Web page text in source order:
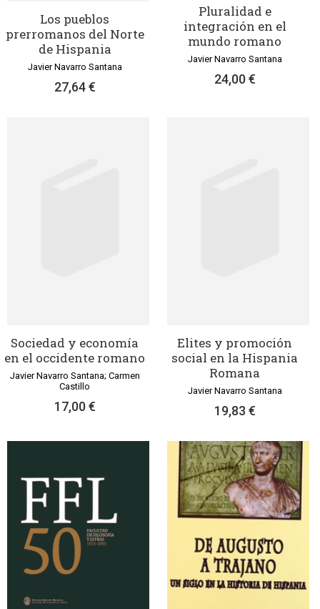
Los pueblos
prerromanos del Norte
de Hispania
Javier Navarro Santana
27,64 €
Pluralidad e
integración en el
mundo romano
Javier Navarro Santana
24,00 €
Sociedad y economía
en el occidente romano
Javier Navarro Santana; Carmen
Castillo
17,00 €
Elites y promoción
social en la Hispania
Romana
Javier Navarro Santana
19,83 €